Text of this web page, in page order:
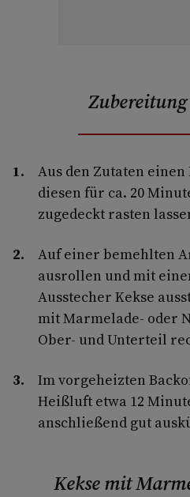
Aus den Zutaten
diesen für ca. 20
zugedeckt rasten
Auf einer bemehlten
ausrollen und mit
Ausstecher Kekse
mit Marmelade- oder
Ober- und Unterteil
Im vorgeheizten
Heißluft etwa 12
anschließend gut
Kekse mit